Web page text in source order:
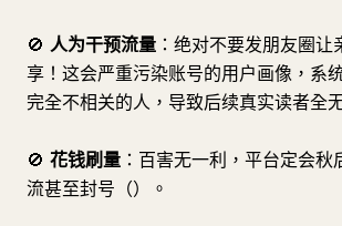
🚫 人为干预流量 ：绝对不要发朋友圈让
享！这会严重污染账号的用户画像，系
完全不相关的人，导致后续真实读者全
🚫 花钱刷量 ：百害无一利，平台定会秋
流甚至封号（）。